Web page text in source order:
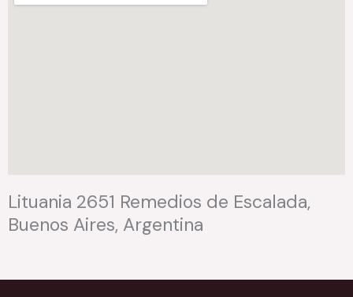
Lituania 2651 Remedios de Escalada,
Buenos Aires, Argentina